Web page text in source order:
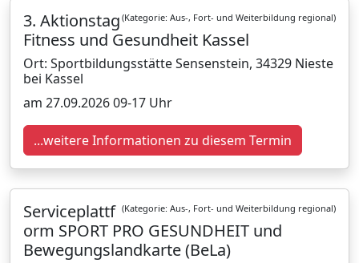
(Kategorie: Aus-, Fort- und Weiterbildung regional)
3. Aktionstag
Fitness und Gesundheit Kassel
Ort: Sportbildungsstätte Sensenstein, 34329 Nieste
bei Kassel
am 27.09.2026 09-17 Uhr
...weitere Informationen zu diesem Termin
(Kategorie: Aus-, Fort- und Weiterbildung regional)
Serviceplattf
orm SPORT PRO GESUNDHEIT und
Bewegungslandkarte (BeLa)